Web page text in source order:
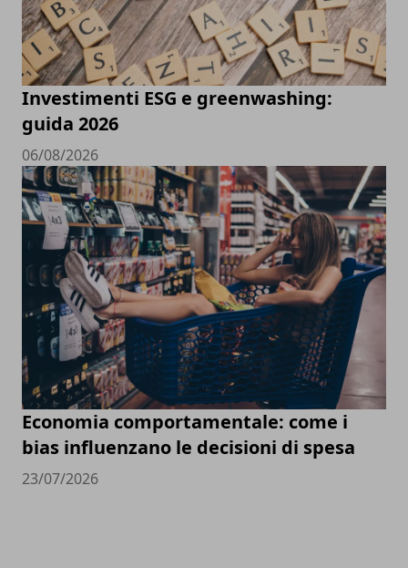
Investimenti ESG e greenwashing:
guida 2026
06/08/2026
Economia comportamentale: come i
bias influenzano le decisioni di spesa
23/07/2026